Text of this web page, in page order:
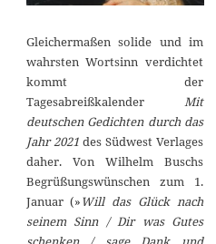
Gleichermaßen solide und im
wahrsten Wortsinn verdichtet
kommt der
Tagesabreißkalender Mit
deutschen Gedichten durch das
Jahr 2021des Südwest Verlages
daher. Von Wilhelm Buschs
Begrüßungswünschen zum 1.
Januar (»Will das Glück nach
seinem Sinn / Dir was Gutes